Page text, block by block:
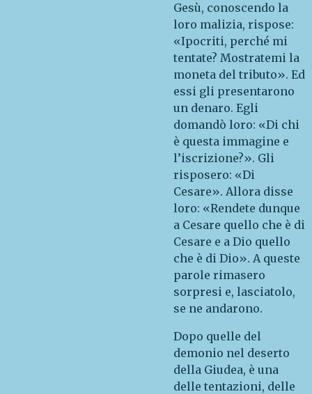
Gesù, conoscendo la
loro malizia, rispose:
«Ipocriti, perché mi
tentate? Mostratemi la
moneta del tributo». Ed
essi gli presentarono
un denaro. Egli
domandò loro: «Di chi
è questa immagine e
l’iscrizione?». Gli
risposero: «Di
Cesare». Allora disse
loro: «Rendete dunque
a Cesare quello che è di
Cesare e a Dio quello
che è di Dio». A queste
parole rimasero
sorpresi e, lasciatolo,
se ne andarono.
Dopo quelle del
demonio nel deserto
della Giudea, è una
delle tentazioni, delle